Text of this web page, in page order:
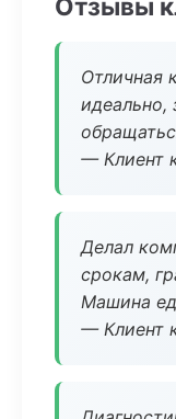
Отзывы
Отличная
идеально,
— Клиент
Делал
срокам,
Машина
— Клиент